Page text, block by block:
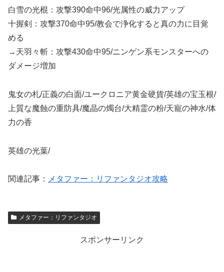
白雪の光棍：攻撃390命中96/光属性の威力アップ
十握剣：攻撃370命中95/教会で浄化すると真の力に目覚
める
→天羽々斬：攻撃430命中95/ニンゲン系モンスターへの
ダメージ増加
鬼女の札/正義の白面/ユークロニア黄金硬貨/英雄の宝玉根/
上質な魔蝕の重防具/魔晶の燭台/大精霊の粉/天寵の神水/体
力の香
英雄の光葉/
関連記事： メタファー：リファンタジオ攻略
メタファー：リファンタジオ
スポンサーリンク